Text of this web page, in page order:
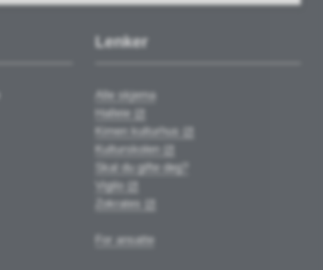
Lenker
Alle skjema
Halleie
Kimen kulturhus
Kulturskolen
Skal du gifte deg?
Vigilo
Zokrates
For ansatte